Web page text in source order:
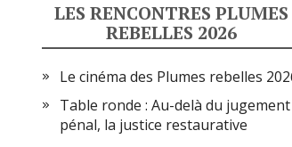
LES RENCONTRES PLUMES
REBELLES 2026
Le cinéma des Plumes rebelles
Table ronde : Au-delà du jugement
pénal, la justice restaurative